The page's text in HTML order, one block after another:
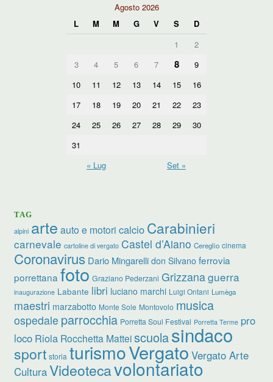
Agosto 2026
L
M M G V S
D
1
2
3
4 5 6 7 8
9
10
11 12 13 14 15
16
17
18 19 20 21 22
23
24
25 26 27 28 29
30
31
« Lug
Set »
TAG
alpini arte auto e motori calcio Carabinieri
carnevale cartoline di vergato Castel d’Aiano Cereglio cinema
Coronavirus Dario Mingarelli don Silvano ferrovia
porrettana foto Graziano Pederzani Grizzanaguerra
inaugurazione Labante libri luciano marchi Luigi Ontani Lumèga
maestri marzabotto Monte Sole Montovolo musica
ospedale parrocchia Porretta Soul Festival Porretta Terme pro
loco Riola Rocchetta Matteiscuolasindaco
sport storia turismoVergato Vergato Arte
CulturaVideotecavolontariato